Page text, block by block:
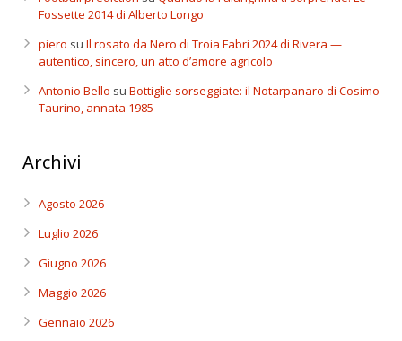
Fossette 2014 di Alberto Longo
piero su Il rosato da Nero di Troia Fabri 2024 di Rivera —
autentico, sincero, un atto d’amore agricolo
Antonio Bello su Bottiglie sorseggiate: il Notarpanaro di Cosimo
Taurino, annata 1985
Archivi
Agosto 2026
Luglio 2026
Giugno 2026
Maggio 2026
Gennaio 2026